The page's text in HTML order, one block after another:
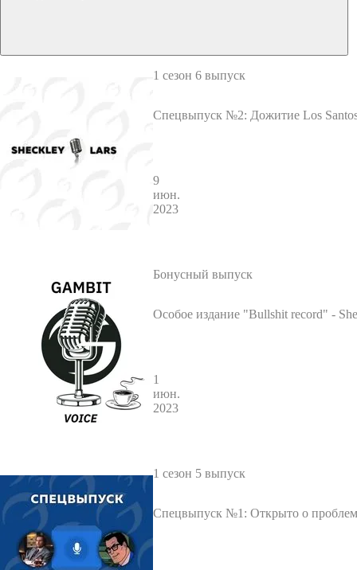
1 сезон 6 выпуск
Спецвыпуск №2: Дожитие Los
9
июн.
2023
Бонусный выпуск
Особое издание "Bullshit record" -
1
июн.
2023
1 сезон 5 выпуск
Спецвыпуск №1: Открыто о